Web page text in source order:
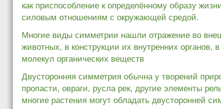
как приспособление к определённому образу
силовым отношениям с окружающей средой.
Многие виды симметрии нашли отражение во
животных, в конструкции их внутренних органов,
молекул органических веществ
Двусторонняя симметрия обычна у творений
пропасти, овраги, русла рек, другие элементы
многие растения могут обладать двусторонней